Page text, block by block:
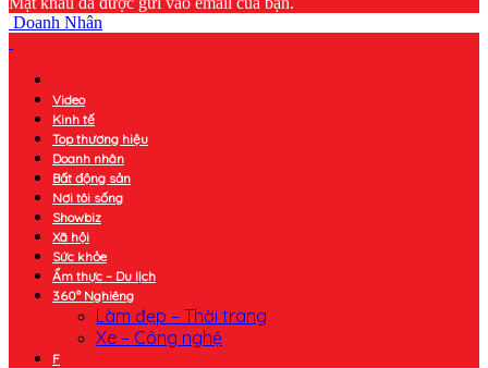
Doanh Nhân
Video
Kinh tế
Top thương hiệu
Doanh nhân
Bất động sản
Nơi tôi sống
Showbiz
Xã hội
Sức khỏe
Ẩm thực – Du lịch
360° Nghiêng
Làm đẹp – Thời trang
Xe – Công nghệ
F